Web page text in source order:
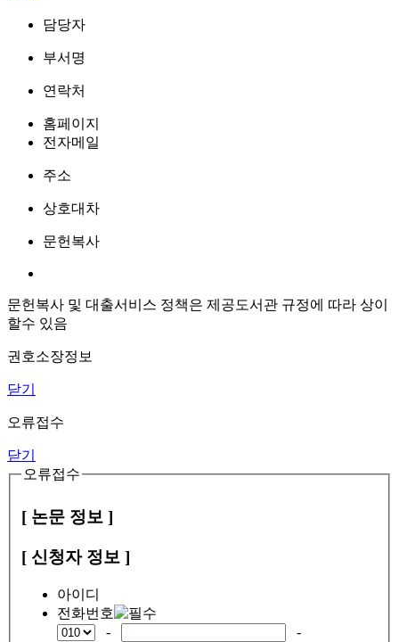
담당자
부서명
연락처
홈페이지
전자메일
주소
상호대차
문헌복사
문헌복사 및 대출서비스 정책은 제공도서관 규정에 따라 상이
할수 있음
권호소장정보
닫기
오류접수
닫기
오류접수
[ 논문 정보 ]
[ 신청자 정보 ]
아이디
전화번호
-
-